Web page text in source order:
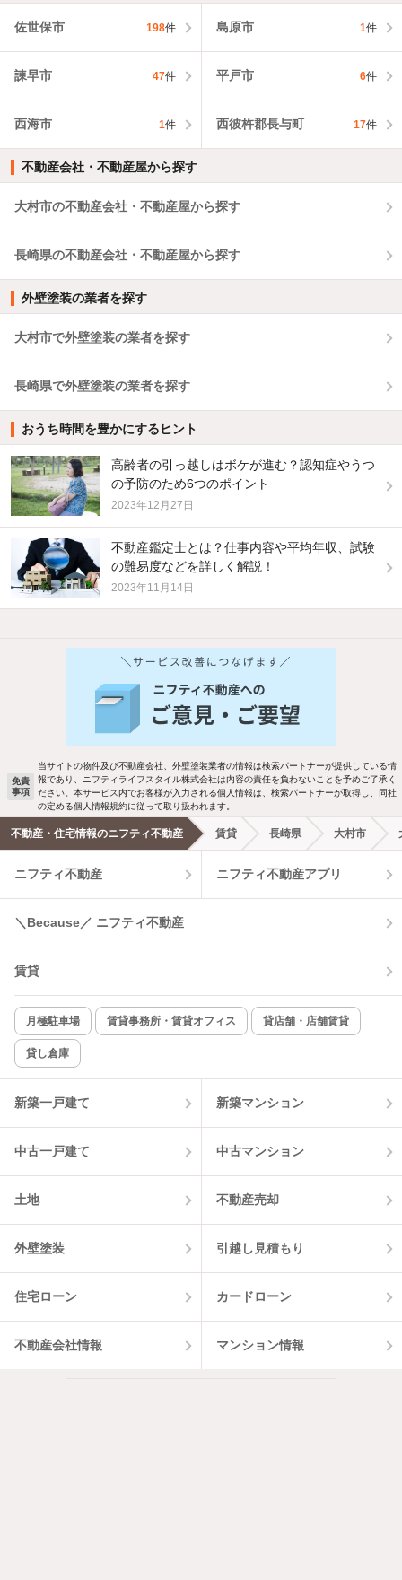
佐世保市 198件 島原市 1件
諫早市 47件 平戸市 6件
西海市 1件 西彼杵郡長与町 17件
不動産会社・不動産屋から探す
大村市の不動産会社・不動産屋から探す
長崎県の不動産会社・不動産屋から探す
外壁塗装の業者を探す
大村市で外壁塗装の業者を探す
長崎県で外壁塗装の業者を探す
おうち時間を豊かにするヒント
高齢者の引っ越しはボケが進む？認知症やうつ
の予防のため6つのポイント
2023年12月27日
不動産鑑定士とは？仕事内容や平均年収、試験
の難易度などを詳しく解説！
2023年11月14日
免責
事項
当サイトの物件及び不動産会社、外壁塗装業者の情報は検索パートナーが提供している情
報であり、ニフティライフスタイル株式会社は内容の責任を負わないことを予めご了承く
ださい。本サービス内でお客様が入力される個人情報は、検索パートナーが取得し、同社
の定める個人情報規約に従って取り扱われます。
不動産・住宅情報のニフティ不動産 賃貸 長崎県 大村市
ニフティ不動産 ニフティ不動産アプリ
＼Because／ ニフティ不動産
賃貸
月極駐車場 賃貸事務所・賃貸オフィス 貸店舗・店舗賃貸
貸し倉庫
新築一戸建て 新築マンション
中古一戸建て 中古マンション
土地 不動産売却
外壁塗装 引越し見積もり
住宅ローン カードローン
不動産会社情報 マンション情報